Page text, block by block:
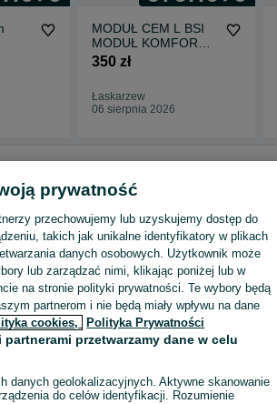
MODUŁ CEM L BSI
MODUŁ KOMFORU
VOLVO S60 V70
350 zł
Łaskarzew
06 sierpnia 2026
- Wołomin
Wyświetlenia:
/ SMS Wyślij wiadomość
prywatność
przechowujemy lub uzyskujemy dostęp do
takich jak unikalne identyfikatory w plikach
danych osobowych. Użytkownik może
lub zarządzać nimi, klikając poniżej lub w
na stronie polityki prywatności. Te wybory będą
partnerom i nie będą miały wpływu na dane
cookies, Polityka Prywatności
partnerami przetwarzamy dane w celu
danych geolokalizacyjnych. Aktywne skanowanie
do celów identyfikacji. Rozumienie